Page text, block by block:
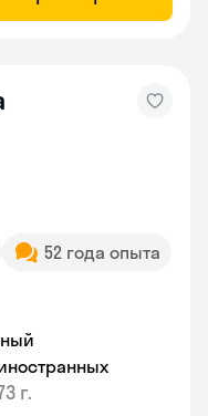
52 года опыта
г.